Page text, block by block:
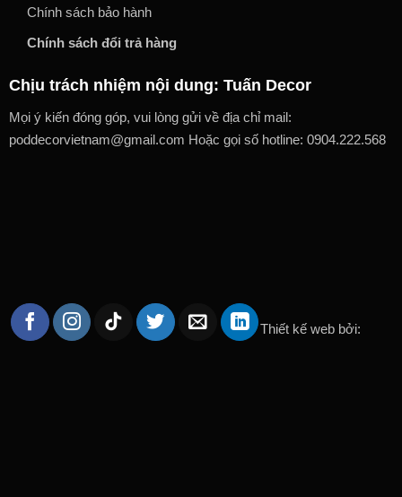
Chính sách bảo hành
Chính sách đổi trả hàng
Chịu trách nhiệm nội dung: Tuấn Decor
Mọi ý kiến đóng góp, vui lòng gửi về địa chỉ mail:
poddecorvietnam@gmail.com Hoặc gọi số hotline: 0904.222.568
Thiết kế web bởi: